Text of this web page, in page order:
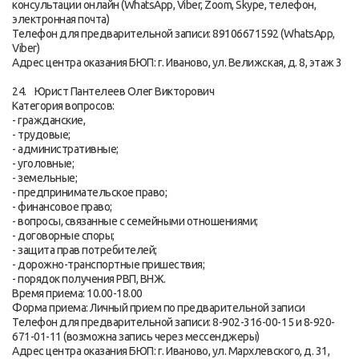
консультации онлайн (WhatsApp, Viber, Zoom, Skype, телефон,
электронная почта)
Телефон для предварительной записи: 89106671592 (WhatsApp,
Viber)
Адрес центра оказания БЮП: г. Иваново, ул. Велижская, д. 8, этаж 3
24. Юрист Пантелеев Олег Викторович
Категория вопросов:
- гражданские,
- трудовые;
- административные;
- уголовные;
- земельные;
- предпринимательское право;
- финансовое право;
- вопросы, связанные с семейными отношениями;
- договорные споры;
- защита прав потребителей;
- дорожно-транспортные пришествия;
- порядок получения РВП, ВНЖ.
Время приема: 10.00-18.00
Форма приема: Личный прием по предварительной записи
Телефон для предварительной записи: 8-902-316-00-15 и 8-920-
671-01-11 (возможна запись через мессенджеры)
Адрес центра оказания БЮП: г. Иваново, ул. Мархлевского, д. 31,